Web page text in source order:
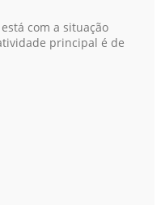
com a situação
principal é de